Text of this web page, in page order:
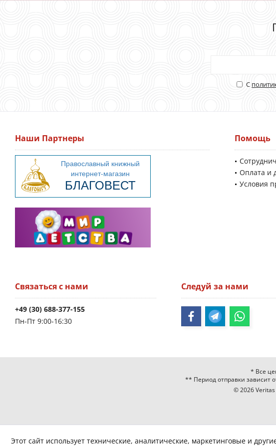
С
Наши Партнеры Помощь
Оплата и
Условия
Связаться с нами
+49 (30) 688-377-155
Пн-Пт 9:00-16:30
Следуй за нами
* Все
** Период отправки зависит
© 2026 Veritas
Этот сайт использует технические, аналитические, маркетинговые и